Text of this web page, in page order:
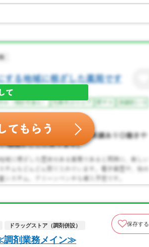
ドラッグストア（調剤併設） 保存する
調剤業務メイン≫